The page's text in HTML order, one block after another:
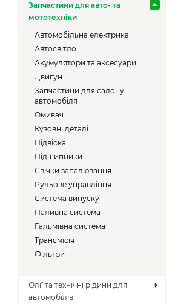
Запчастини для авто- та
мототехніки
Автомобільна електрика
Автосвітло
Акумулятори та аксесуари
Двигун
Запчастини для салону
автомобіля
Омивач
Кузовні деталі
Підвіска
Підшипники
Свічки запалювання
Рульове управління
Система випуску
Паливна система
Гальмівна система
Трансмісія
Фільтри
Олії та технічні рідини для
автомобілів